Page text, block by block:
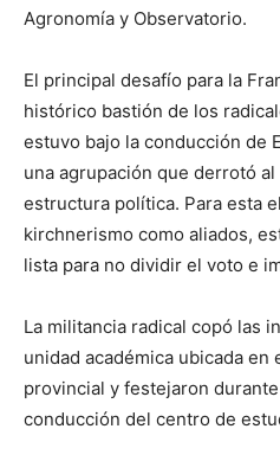
lo
Agronomía y Observatorio.
El principal desafío para la
histórico bastión de los
estuvo bajo la conducción de
una agrupación que derrotó
estructura política. Para esta
kirchnerismo como aliados,
lista para no dividir el voto e
La militancia radical copó las
unidad académica ubicada
provincial y festejaron
conducción del centro de